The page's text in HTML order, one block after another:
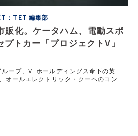
：TET 編集部
化。ケータハム、電動スポ
トカー「プロジェクトV」
ープ、VTホールディングス傘下の英
オールエレクトリック・クーペのコンセ
を発表した。 軽量化技術により車重
ス